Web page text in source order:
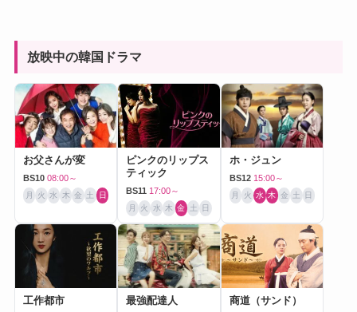
放映中の韓国ドラマ
お父さんが変
BS10 08:00～
月 火 水 木 金 土 日
ピンクのリップス
ティック
BS11 17:00～
月 火 水 木 金 土 日
ホ・ジュン
BS12 15:00～
月 火 水 木 金 土 日
工作都市 最強配達人 商道（サンド）